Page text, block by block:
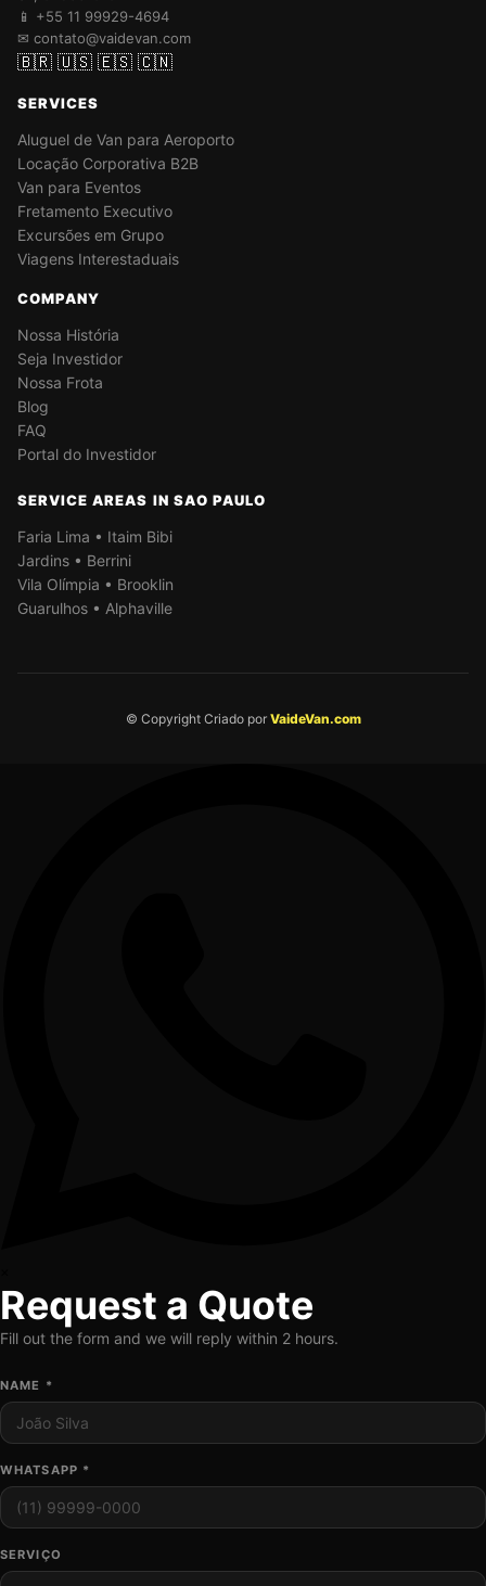
📱 +55 11 99929-4694
✉ contato@vaidevan.com
🇧🇷 🇺🇸 🇪🇸 🇨🇳
SERVICES
Aluguel de Van para Aeroporto
Locação Corporativa B2B
Van para Eventos
Fretamento Executivo
Excursões em Grupo
Viagens Interestaduais
COMPANY
Nossa História
Seja Investidor
Nossa Frota
Blog
FAQ
Portal do Investidor
SERVICE AREAS IN SAO PAULO
Faria Lima • Itaim Bibi
Jardins • Berrini
Vila Olímpia • Brooklin
Guarulhos • Alphaville
© Copyright Criado por VaideVan.com
Request a Quote
Fill out the form and we will reply within 2 hours.
NAME *
WHATSAPP *
SERVIÇO